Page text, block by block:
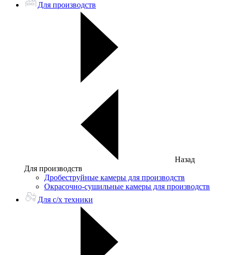
Для производств
Назад
Для производств
Дробеструйные камеры для производств
Окрасочно-сушильные камеры для производств
Для с/х техники